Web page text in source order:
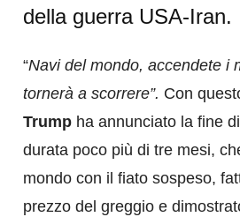
della guerra USA-Iran.
“Navi del mondo, accendete i
tornerà a scorrere”. Con
Trump ha annunciato la fine
durata poco più di tre mesi,
mondo con il fiato sospeso,
prezzo del greggio e